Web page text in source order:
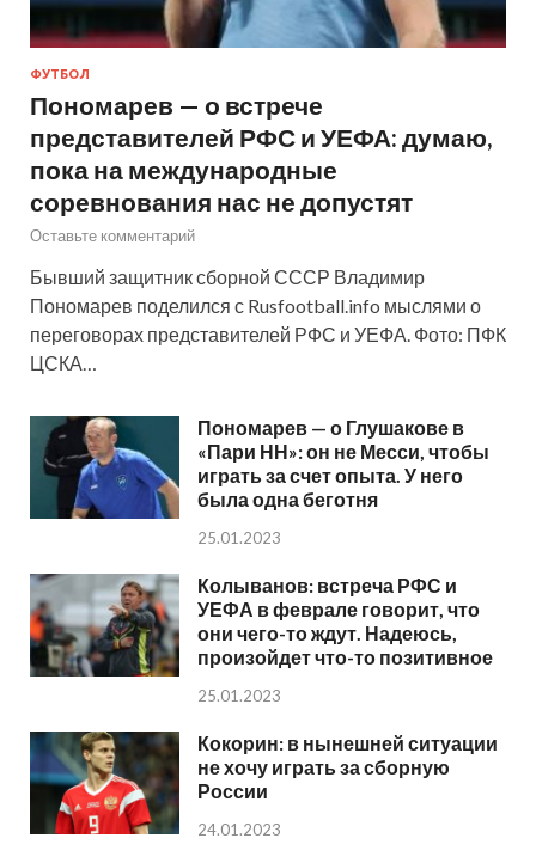
ФУТБОЛ
Пономарев — о встрече
представителей РФС и УЕФА: думаю,
пока на международные
соревнования нас не допустят
Оставьте комментарий
Бывший защитник сборной СССР Владимир
Пономарев поделился с Rusfootball.info мыслями о
переговорах представителей РФС и УЕФА. Фото: ПФК
ЦСКА…
Пономарев — о Глушакове в
«Пари НН»: он не Месси, чтобы
играть за счет опыта. У него
была одна беготня
25.01.2023
Колыванов: встреча РФС и
УЕФА в феврале говорит, что
они чего-то ждут. Надеюсь,
произойдет что-то позитивное
25.01.2023
Кокорин: в нынешней ситуации
не хочу играть за сборную
России
24.01.2023